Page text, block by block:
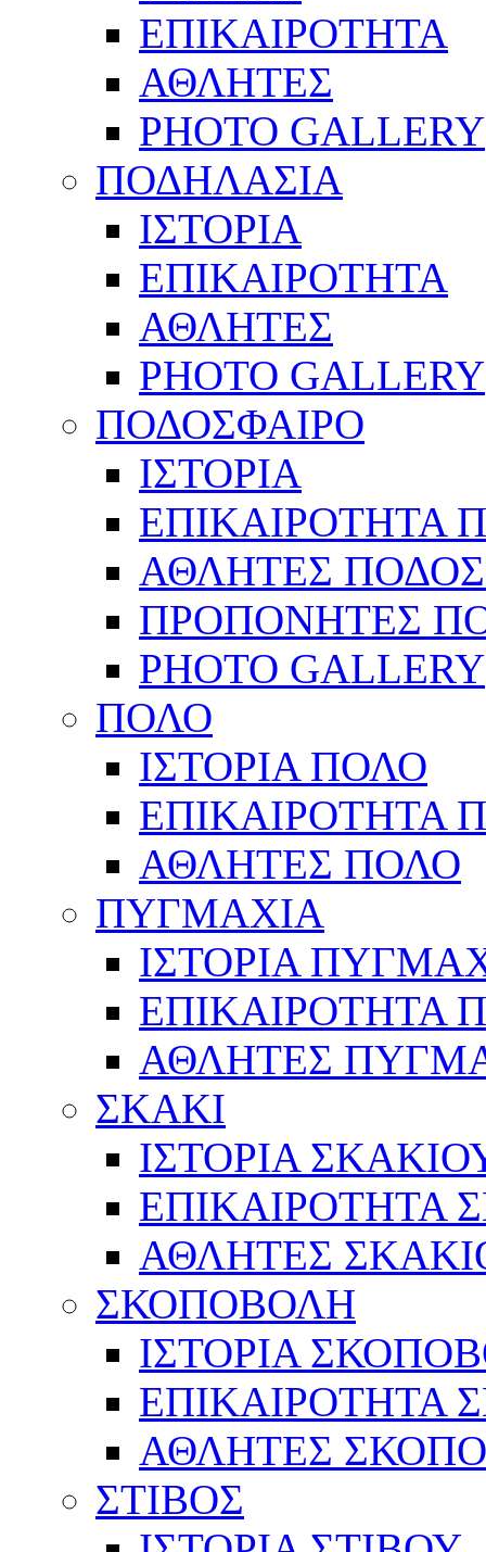
ΕΠΙΚΑΙΡΟΤΗΤΑ
ΑΘΛΗΤΕΣ
PHOTO GALLERY
ΠΟΔΗΛΑΣΙΑ
ΙΣΤΟΡΙΑ
ΕΠΙΚΑΙΡΟΤΗΤΑ
ΑΘΛΗΤΕΣ
PHOTO GALLERY
ΠΟΔΟΣΦΑΙΡΟ
ΙΣΤΟΡΙΑ
ΕΠΙΚΑΙΡΟΤΗΤΑ
ΑΘΛΗΤΕΣ
ΠΡΟΠΟΝΗΤΕΣ
PHOTO GALLERY
ΠΟΛΟ
ΙΣΤΟΡΙΑ ΠΟΛΟ
ΕΠΙΚΑΙΡΟΤΗΤΑ
ΑΘΛΗΤΕΣ ΠΟΛΟ
ΠΥΓΜΑΧΙΑ
ΙΣΤΟΡΙΑ
ΕΠΙΚΑΙΡΟΤΗΤΑ
ΑΘΛΗΤΕΣ
ΣΚΑΚΙ
ΙΣΤΟΡΙΑ
ΕΠΙΚΑΙΡΟΤΗΤΑ
ΑΘΛΗΤΕΣ
ΣΚΟΠΟΒΟΛΗ
ΙΣΤΟΡΙΑ
ΕΠΙΚΑΙΡΟΤΗΤΑ
ΑΘΛΗΤΕΣ
ΣΤΙΒΟΣ